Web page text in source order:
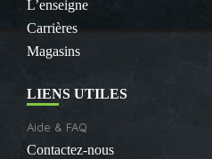
L’enseigne
Carrières
Magasins
LIENS UTILES
Aide & FAQ
Contactez-nous